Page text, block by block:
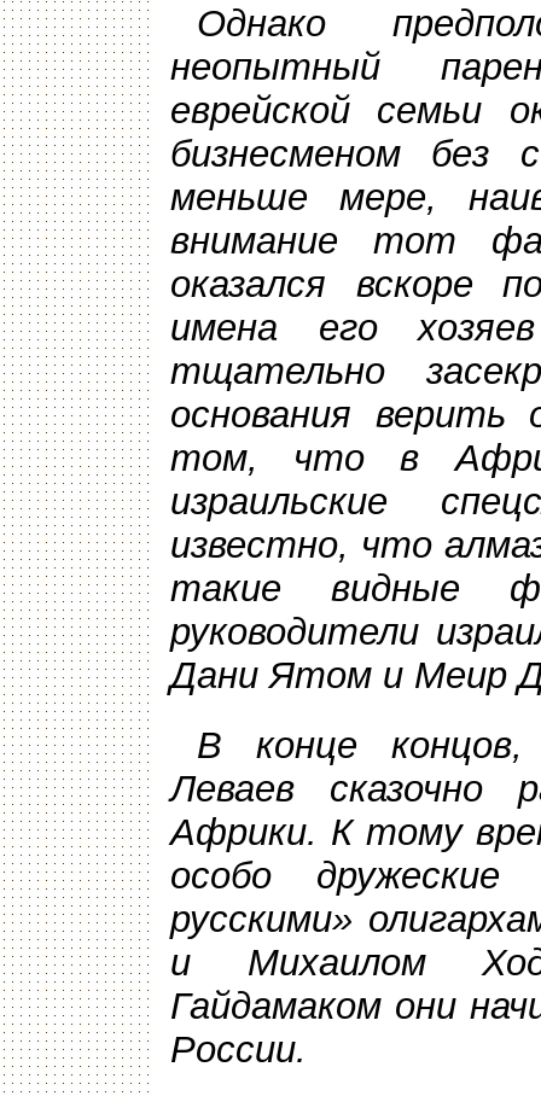
Однако
неопытный
еврейской семьи
бизнесменом без
меньше мере,
внимание тот
оказался вскоре
имена его
тщательно
основания верить
том, что в
израильские
известно, что
такие видные
руководители
Дани Ятом и Меир
В конце
Леваев сказочно
Африки. К тому
особо
русскими»
и Михаилом
Гайдамаком они
России.